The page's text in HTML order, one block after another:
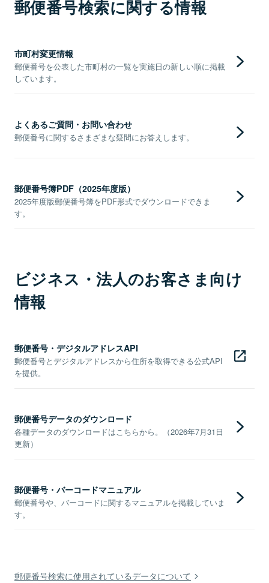
郵便番号検索に関する情報
市町村変更情報
郵便番号を公表した市町村の一覧を実施日の新しい順に掲載
しています。
よくあるご質問・お問い合わせ
郵便番号に関するさまざまな疑問にお答えします。
郵便番号簿PDF（2025年度版）
2025年度版郵便番号簿をPDF形式でダウンロードできま
す。
ビジネス・法人のお客さま向け
情報
郵便番号・デジタルアドレスAPI
郵便番号とデジタルアドレスから住所を取得できる公式API
を提供。
郵便番号データのダウンロード
各種データのダウンロードはこちらから。（2026年7月31日
更新）
郵便番号・バーコードマニュアル
郵便番号や、バーコードに関するマニュアルを掲載していま
す。
郵便番号検索に使用されているデータについて